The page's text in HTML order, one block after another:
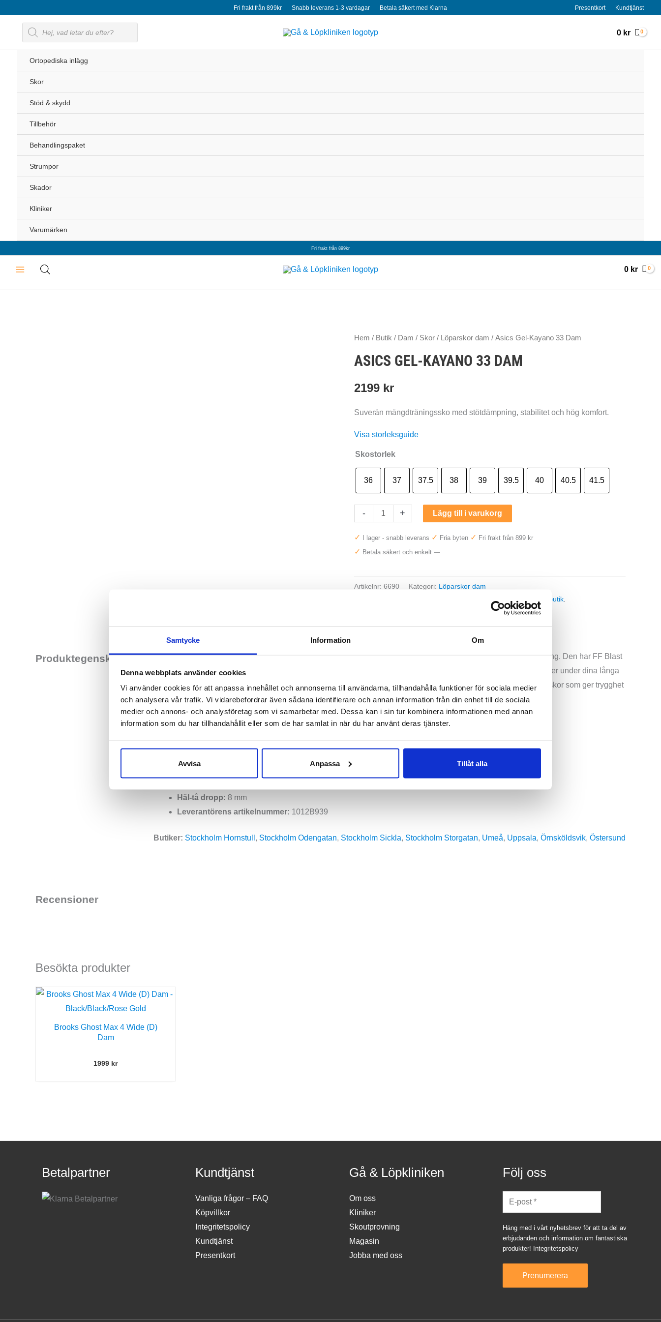
Samtycke Information Om
Denna webbplats använder cookies
Vi använder cookies för att anpassa innehållet och annonserna till användarna, tillhandahålla funktioner för sociala medier
och analysera vår trafik. Vi vidarebefordrar även sådana identifierare och annan information från din enhet till de sociala
medier och annons- och analysföretag som vi samarbetar med. Dessa kan i sin tur kombinera informationen med annan
information som du har tillhandahållit eller som de har samlat in när du har använt deras tjänster.
Avvisa Anpassa Tillåt alla
Fri frakt från 899kr Snabb leverans 1-3 vardagar Betala säkert med Klarna Presentkort Kundtjänst
Produktsökning
0 kr
Ortopediska inlägg
Skor
Stöd & skydd
Tillbehör
Behandlingspaket
Strumpor
Skador
Kliniker
Varumärken
Fri frakt från 899kr
0 kr
Hem / Butik / Dam / Skor / Löparskor dam / Asics Gel-Kayano 33 Dam
ASICS GEL-KAYANO 33 DAM
2199 kr
Suverän mängdträningssko med stötdämpning, stabilitet och hög komfort.
Visa storleksguide
Skostorlek
36 37 37.5 38 39 39.5 40 40.5 41.5
-
Kayano
33
mängd
+ Lägg till i varukorg
✓ I lager - snabb leverans ✓ Fria byten ✓ Fri frakt från 899 kr
✓ Betala säkert och enkelt —
Artikelnr: 6690 Kategori: Löparskor dam
Saldo weblager. För aktuellt butikssaldo, kontakta din närmsta
butik
Produktegenskaper
Med energigivande egenskaper och utmärkt stabilitet är Asics Gel-Kayano 33 en underbar löparsko för mängdträning. Den har FF Blast
Plus och FF Blast Max skum kombinerat i mellansulan som ger stötdämpningen och energiåtergivningen du behöver under dina långa
pass. Gel-Kayano 33 bibehåller de fina egenskaper som gör att vi gärna rekommenderar den till löpare som söker skor som ger trygghet
och bekväm avlastning.
Läst:Normal
Vikt:259 g
Häl-tå dropp: 8 mm
Leverantörens artikelnummer: 1012B939
Butiker: Stockholm Hornstull , Stockholm Odengatan, Stockholm Sickla, Stockholm Storgatan, Umeå, Uppsala, Örnsköldsvik, Östersund
Recensioner
Besökta produkter
Brooks Ghost Max 4 Wide (D)
Dam
1999 kr
Betalpartner Kundtjänst
Vanliga frågor – FAQ
Köpvillkor
Integritetspolicy
Kundtjänst
Presentkort
Gå & Löpkliniken
Om oss
Kliniker
Skoutprovning
Magasin
Jobba med oss
Följ oss
Häng med i vårt nyhetsbrev för att ta del av
erbjudanden och information om fantastiska
produkter!
Integritetspolicy